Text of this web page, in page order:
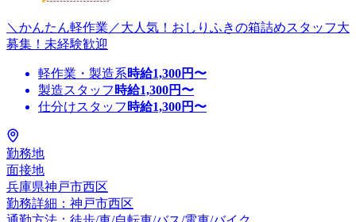
＼かんたん軽作業／大人気！おしりふきの箱詰めスタッフ大
募集！未経験歓迎
軽作業・製造系時給1,300円〜
製造スタッフ 時給1,300円〜
仕分けスタッフ 時給1,300円〜
勤務地
面接地
兵庫県神戸市西区
勤務詳細：神戸市西区